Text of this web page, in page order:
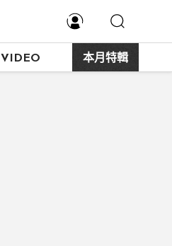
VIDEO 本月特輯